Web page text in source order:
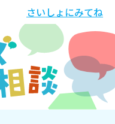
さいしょにみてね